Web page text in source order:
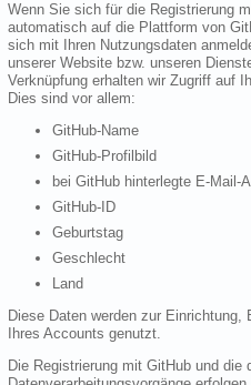
Wenn Sie sich für die Registrierung
automatisch auf die Plattform von
sich mit Ihren Nutzungsdaten
unserer Website bzw. unseren
Verknüpfung erhalten wir Zugriff auf
Dies sind vor allem:
GitHub-Name
GitHub-Profilbild
bei GitHub hinterlegte E-Mail-
GitHub-ID
Geburtstag
Geschlecht
Land
Diese Daten werden zur
Ihres Accounts genutzt.
Die Registrierung mit GitHub und die